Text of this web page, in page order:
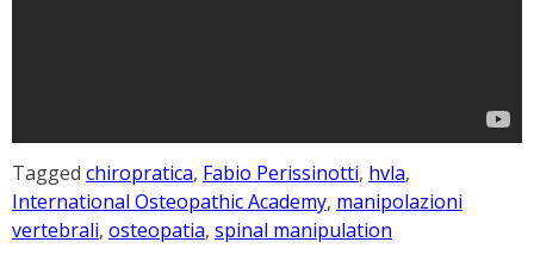
Tagged chiropratica, Fabio Perissinotti, hvla,
International Osteopathic Academy, manipolazioni
vertebrali, osteopatia, spinal manipulation